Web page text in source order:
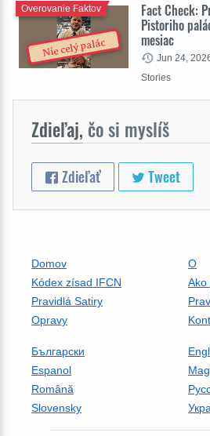
Nie celý palác
Fact Check:
Pistoriho
mesiac
Overovanie Faktov
Jun 24,
Stories
Zdieľaj, čo si myslíš
Zdieľať Tweet
Domov
O
Kódex zísad IFCN
Ako
Pravidlá Satiry
Opravy
Български
Espanol
Română
Slovensky